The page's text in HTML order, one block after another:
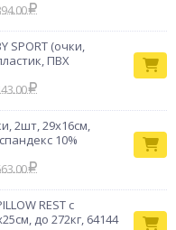
SPORT (очки,
ПВХ
2шт, 29х16см,
10%
REST с
до 272кг, 64144